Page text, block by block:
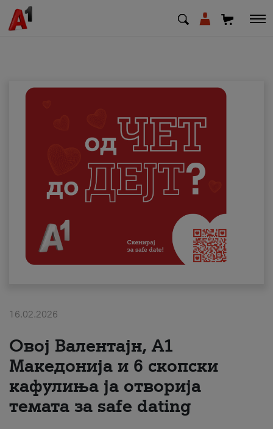
Деловни
Поддршка
Надополни кредит
Плати сметка
#ПодобарОнлајн
16.02.2026
Овој Валентајн, A1
Македонија и 6 скопски
кафулиња ја отворија
темата за safe dating